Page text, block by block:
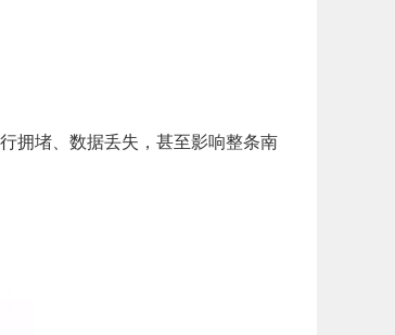
拥堵、数据丢失，甚至影响整条南